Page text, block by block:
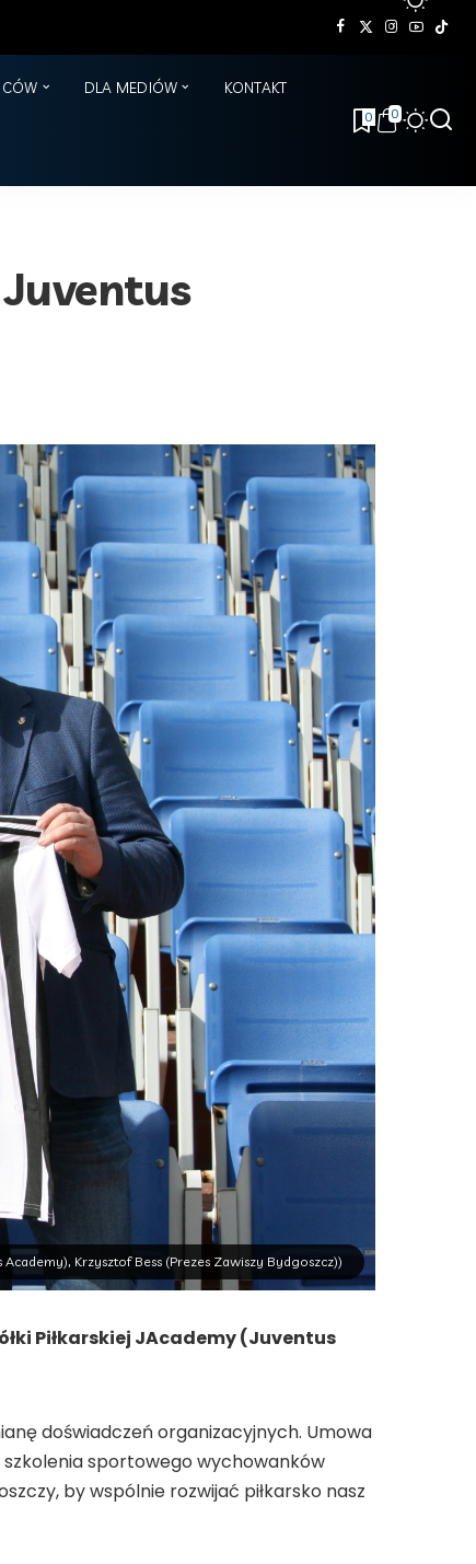
DLA MEDIÓW KONTAKT
0 0
Juventus
Krzysztof Bess (Prezes Zawiszy Bydgoszcz))
Piłkarskiej JAcademy (Juventus
doświadczeń organizacyjnych. Umowa
sportowego wychowanków
by wspólnie rozwijać piłkarsko nasz